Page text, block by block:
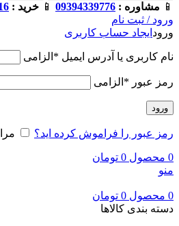
📱 مشاوره : 09394339776
📱 خرید :
ورود / ثبت نام
ورود ایجاد حساب کاربری
نام کاربری یا آدرس ایمیل * الزامی
رمز عبور * الزامی
ورود
رمز عبور را فراموش کرده اید؟
0 محصول 0 تومان
منو
0 محصول 0 تومان
دسته بندی کالاها